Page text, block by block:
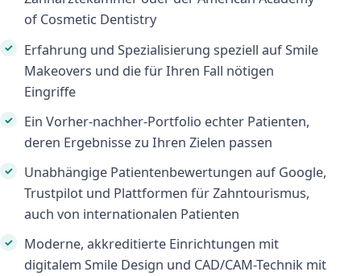
of Cosmetic Dentistry
Erfahrung und Spezialisierung speziell auf Smile
Makeovers und die für Ihren Fall nötigen
Eingriffe
Ein Vorher-nachher-Portfolio echter Patienten,
deren Ergebnisse zu Ihren Zielen passen
Unabhängige Patientenbewertungen auf Google,
Trustpilot und Plattformen für Zahntourismus,
auch von internationalen Patienten
Moderne, akkreditierte Einrichtungen mit
digitalem Smile Design und CAD/CAM-Technik mit